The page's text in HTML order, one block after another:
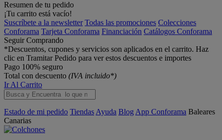
Resumen de tu pedido
¡Tu carrito está vacío!
Suscríbete a la newsletter Todas las promociones Colecciones
Conforama Tarjeta Conforama Financiación Catálogos Conforama
Seguir Comprando
*Descuentos, cupones y servicios son aplicados en el carrito. Haz
clic en Tramitar Pedido para ver estos descuentos e importes
Pago 100% seguro
Total con descuento (IVA incluido*)
Ir Al Carrito
Estado de mi pedido Tiendas Ayuda Blog App Conforama Baleares
Canarias